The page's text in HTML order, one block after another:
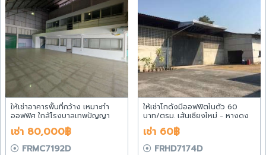
ให้เช่าอาคารพื้นที่กว้าง เหมาะทำ
ออฟฟิศ ใกล้โรงบาลเทพปัญญา
ตำบล ฟ้าฮ่าม อำเภอ เมืองเชียงใหม่
จังหวัดเชียงใหม่
เช่า 80,000฿
FRMC7192D
ให้เช่าโกดังมีออฟฟิตในตัว 60
บาท/ตรม. เส้นเชียงใหม่ - หางดง
บริเวณแยกสะเมิง ตำบลหางดง
อำเภอหางดง จังหวัดเชียงใหม่
เช่า 60฿
FRHD7174D